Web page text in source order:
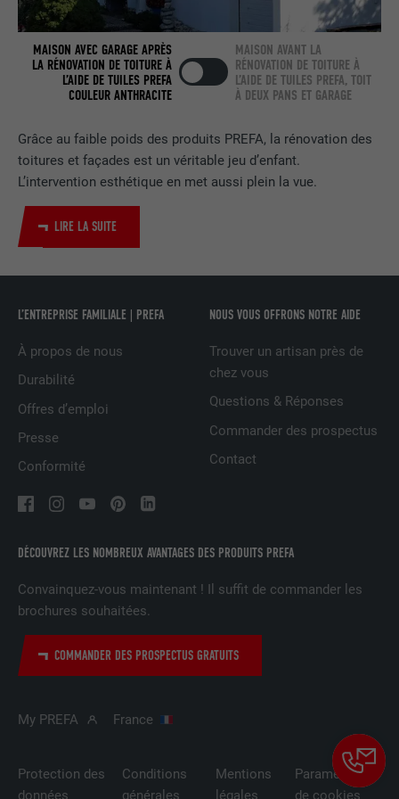
Grâce au faible poids des produits PREFA, la rénovation des
toitures et façades est un véritable jeu d’enfant.
L’intervention esthétique en met aussi plein la vue.
LIRE LA SUITE
MAISON AVEC GARAGE APRÈS
LA RÉNOVATION DE TOITURE À
L’AIDE DE TUILES PREFA
COULEUR ANTHRACITE
MAISON AVANT LA
RÉNOVATION DE TOITURE À
L’AIDE DE TUILES PREFA, TOIT
À DEUX PANS ET GARAGE
DÉCOUVREZ LES NOMBREUX AVANTAGES DES PRODUITS PREFA
Convainquez-vous maintenant ! Il suffit de commander les
brochures souhaitées.
COMMANDER DES PROSPECTUS GRATUITS
L’ENTREPRISE FAMILIALE | PREFA
À propos de nous
Durabilité
Offres d’emploi
Presse
Conformité
NOUS VOUS OFFRONS NOTRE AIDE
Trouver un artisan près de
chez vous
Questions & Réponses
Commander des prospectus
Contact
My PREFA France
Protection des
données
Conditions
générales
Mentions
légales
Paramètres
de cookies
2 ans
UTILITÉ
Utilisé par le service de réseau social
LinkedIn pour suivre l'utilisation de
NOM bscookie
FOURNISSEUR
UTILITÉ
LinkedIn pour suivre l'utilisation de
UserMatchHistory
FOURNISSEUR
UTILITÉ
la publicité adaptée aux préférences de
NOM lidc
FOURNISSEUR LinkedIn
EXPIRATION 1 jour
UTILITÉ
Utilisé par le service de réseau social
LinkedIn pour suivre l'utilisation de